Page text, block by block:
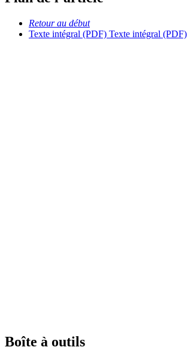
Retour au début
Texte intégral (PDF) Texte intégral (PDF)
Boîte à outils